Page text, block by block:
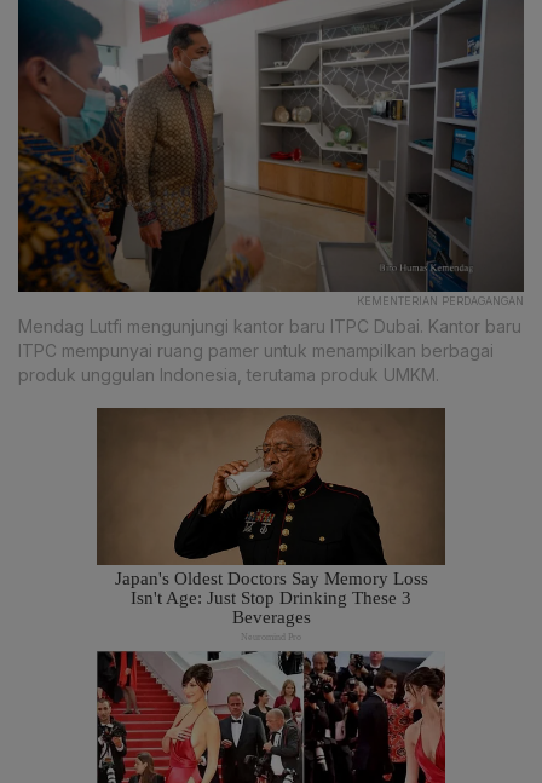
KEMENTERIAN PERDAGANGAN
Mendag Lutfi mengunjungi kantor baru ITPC Dubai. Kantor baru
ITPC mempunyai ruang pamer untuk menampilkan berbagai
produk unggulan Indonesia, terutama produk UMKM.